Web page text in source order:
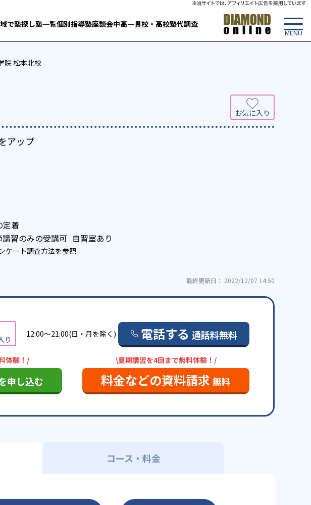
で塾探し塾一覧個別指導塾座談会中高一貫校・高校塾代調査
院 松本北校
アップ
定着
講習のみの受講可 自習室あり
ケート調査方法を参照
最終更新日： 2022/12/07 14:50
12:00～21:00(日・月を除く) 電話する 通話料無料
体験！/
申し込む
\夏期講習を4回まで無料体験！/
料金などの資料請求 無料
コース・料金